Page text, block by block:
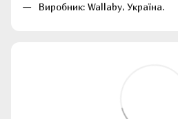
Виробник: Wallaby, Україна.